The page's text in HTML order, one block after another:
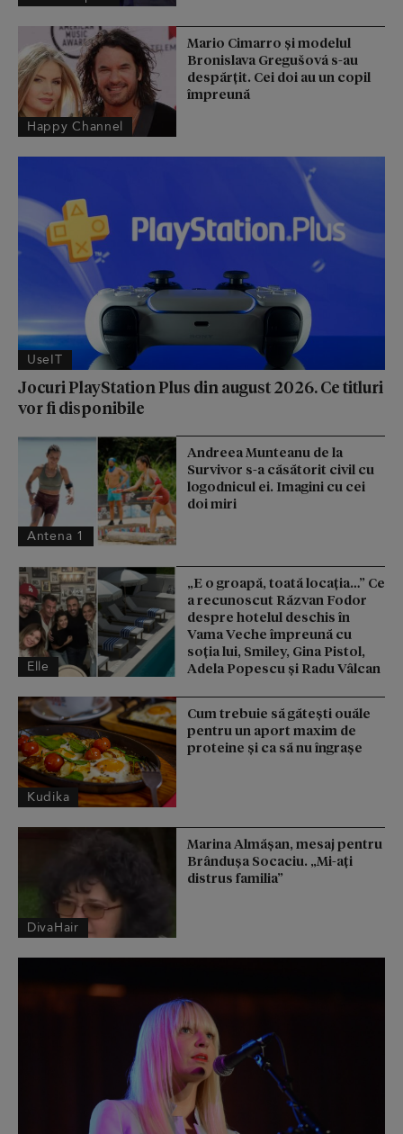
Happy Channel
Mario Cimarro și modelul
Bronislava Gregušová s-au
despărțit. Cei doi au un copil
împreună
UseIT
Jocuri PlayStation Plus din august 2026. Ce titluri
vor fi disponibile
Antena 1
Andreea Munteanu de la
Survivor s-a căsătorit civil cu
logodnicul ei. Imagini cu cei
doi miri
Elle
„E o groapă, toată locația…” Ce
a recunoscut Răzvan Fodor
despre hotelul deschis în
Vama Veche împreună cu
soția lui, Smiley, Gina Pistol,
Adela Popescu și Radu Vâlcan
Kudika
Cum trebuie să gătești ouăle
pentru un aport maxim de
proteine și ca să nu îngrașe
DivaHair
Marina Almășan, mesaj pentru
Brândușa Socaciu. „Mi-ați
distrus familia”